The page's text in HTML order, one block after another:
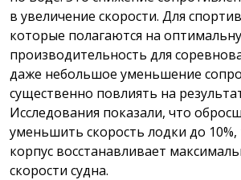
в увеличение скорости. Для
которые полагаются на
производительность для
даже небольшое уменьшение
существенно повлиять на
Исследования показали, что
уменьшить скорость лодки до 10%,
корпус восстанавливает
скорости судна.